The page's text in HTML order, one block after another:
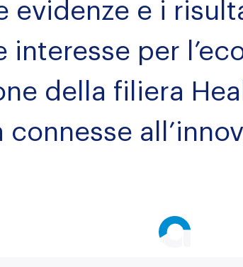
evidenze e i
interesse per
della filiera